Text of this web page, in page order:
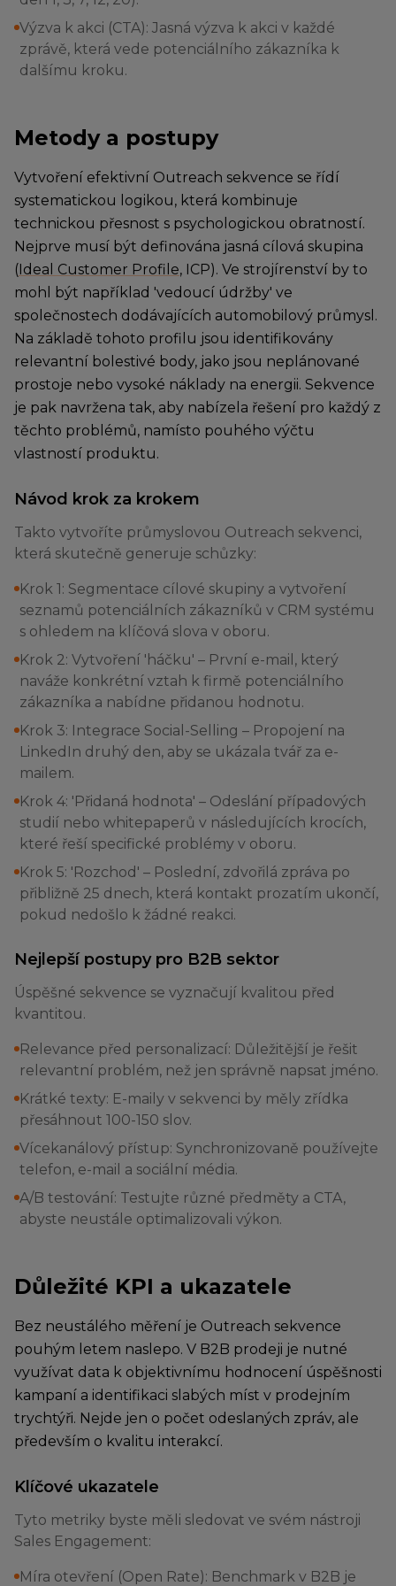
Výzva k akci (CTA): Jasná výzva k akci v každé
zprávě, která vede potenciálního zákazníka k
dalšímu kroku.
Metody a postupy
Vytvoření efektivní Outreach sekvence se řídí
systematickou logikou, která kombinuje
technickou přesnost s psychologickou obratností.
Nejprve musí být definována jasná cílová skupina
(Ideal Customer Profile, ICP). Ve strojírenství by to
mohl být například 'vedoucí údržby' ve
společnostech dodávajících automobilový průmysl.
Na základě tohoto profilu jsou identifikovány
relevantní bolestivé body, jako jsou neplánované
prostoje nebo vysoké náklady na energii. Sekvence
je pak navržena tak, aby nabízela řešení pro každý z
těchto problémů, namísto pouhého výčtu
vlastností produktu.
Návod krok za krokem
Takto vytvoříte průmyslovou Outreach sekvenci,
která skutečně generuje schůzky:
Krok 1: Segmentace cílové skupiny a vytvoření
seznamů potenciálních zákazníků v CRM systému
s ohledem na klíčová slova v oboru.
Krok 2: Vytvoření 'háčku' – První e-mail, který
naváže konkrétní vztah k firmě potenciálního
zákazníka a nabídne přidanou hodnotu.
Krok 3: Integrace Social-Selling – Propojení na
LinkedIn druhý den, aby se ukázala tvář za e-
mailem.
Krok 4: 'Přidaná hodnota' – Odeslání případových
studií nebo whitepaperů v následujících krocích,
které řeší specifické problémy v oboru.
Krok 5: 'Rozchod' – Poslední, zdvořilá zpráva po
přibližně 25 dnech, která kontakt prozatím ukončí,
pokud nedošlo k žádné reakci.
Nejlepší postupy pro B2B sektor
Úspěšné sekvence se vyznačují kvalitou před
kvantitou.
Relevance před personalizací: Důležitější je řešit
relevantní problém, než jen správně napsat jméno.
Krátké texty: E-maily v sekvenci by měly zřídka
přesáhnout 100-150 slov.
Vícekanálový přístup: Synchronizovaně používejte
telefon, e-mail a sociální média.
A/B testování: Testujte různé předměty a CTA,
abyste neustále optimalizovali výkon.
Důležité KPI a ukazatele
Bez neustálého měření je Outreach sekvence
pouhým letem naslepo. V B2B prodeji je nutné
využívat data k objektivnímu hodnocení úspěšnosti
kampaní a identifikaci slabých míst v prodejním
trychtýři. Nejde jen o počet odeslaných zpráv, ale
především o kvalitu interakcí.
Klíčové ukazatele
Tyto metriky byste měli sledovat ve svém nástroji
Sales Engagement:
Míra otevření (Open Rate): Benchmark v B2B je